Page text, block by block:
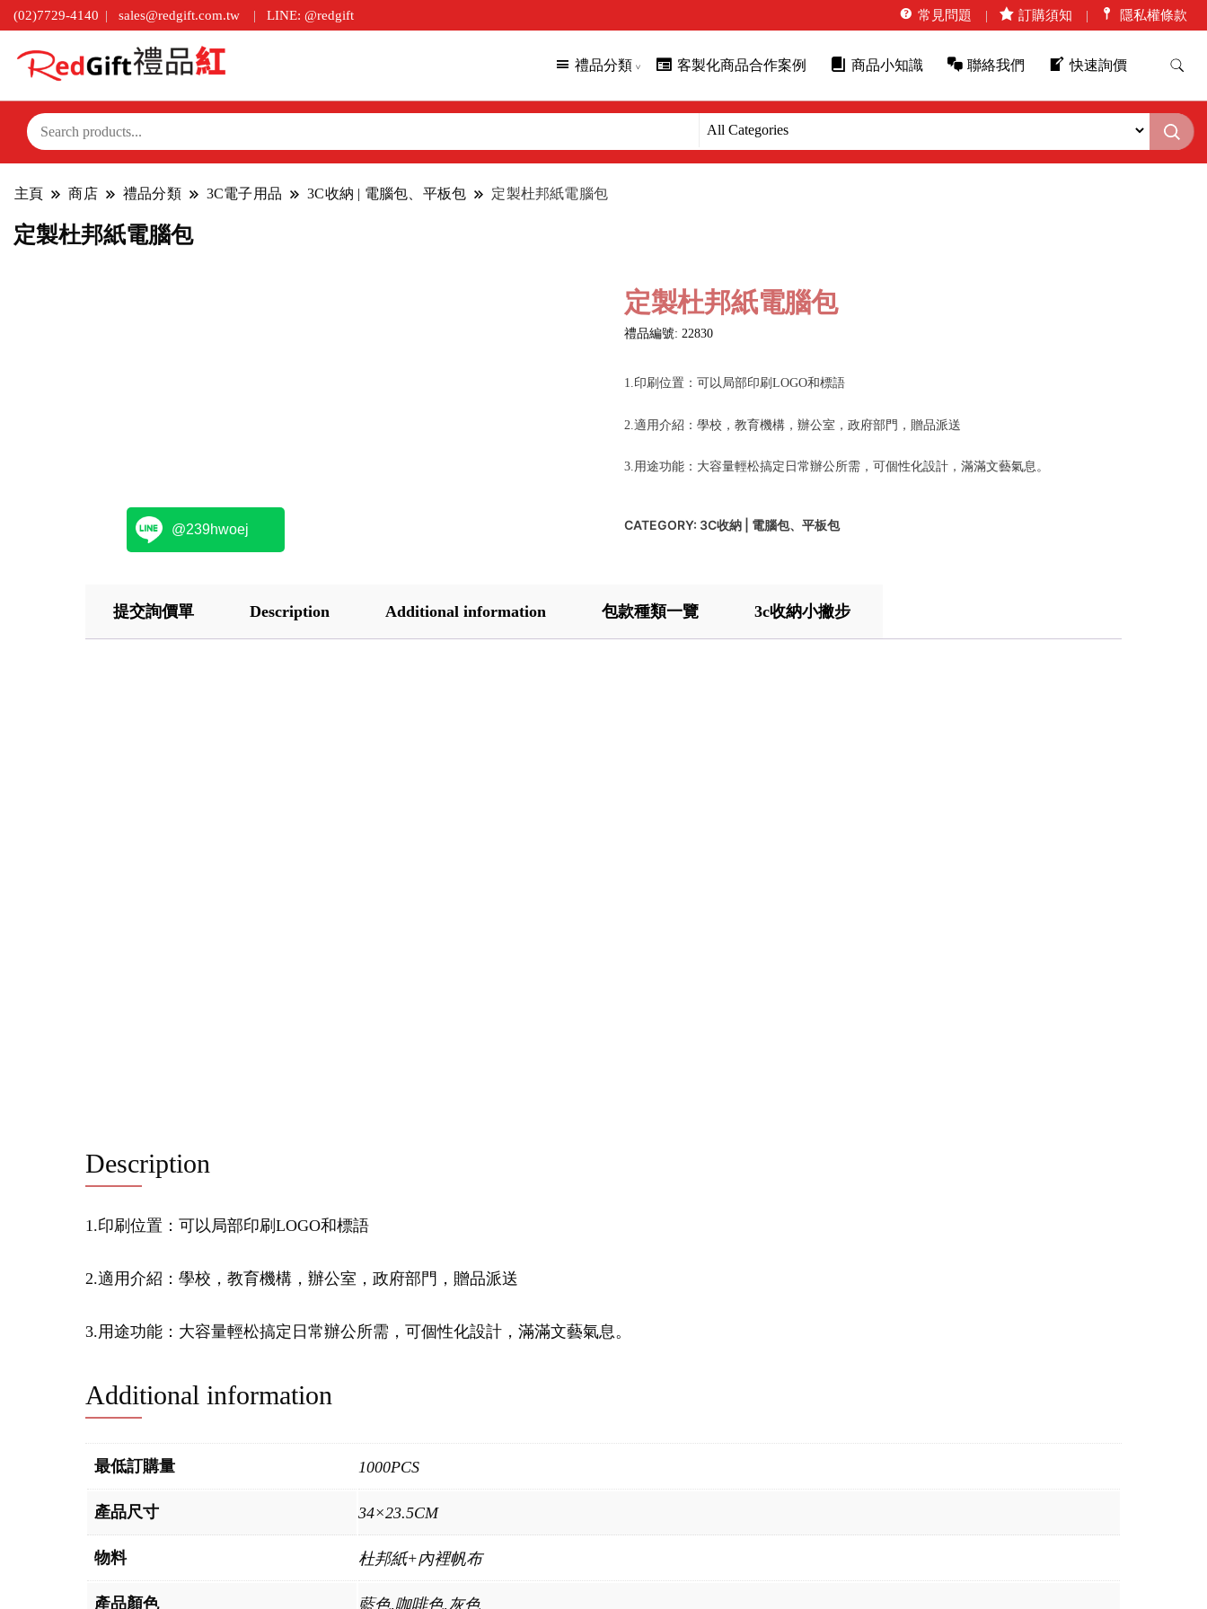
(02)7729-4140 sales@redgift.com.tw LINE: @redgift 常見問題 訂購須知 隱私權條款
禮品分類 客製化商品合作案例 商品小知識 聯絡我們 快速詢價
主頁 商店 禮品分類 3C電子用品 3C收納 | 電腦包、平板包 定製杜邦紙電腦包
定製杜邦紙電腦包
定製杜邦紙電腦包
禮品編號: 22830
1.印刷位置：可以局部印刷LOGO和標語
2.適用介紹：學校，教育機構，辦公室，政府部門，贈品派送
3.用途功能：大容量輕松搞定日常辦公所需，可個性化設計，滿滿文藝氣息。
CATEGORY: 3C收納 | 電腦包、平板包
@239hwoej
提交詢價單 Description Additional information 包款種類一覽 3c收納小撇步
Description
1.印刷位置：可以局部印刷LOGO和標語
2.適用介紹：學校，教育機構，辦公室，政府部門，贈品派送
3.用途功能：大容量輕松搞定日常辦公所需，可個性化設計，滿滿文藝氣息。
Additional information
最低訂購量 1000PCS
產品尺寸 34×23.5CM
物料 杜邦紙+內裡帆布
產品顏色 藍色,咖啡色,灰色